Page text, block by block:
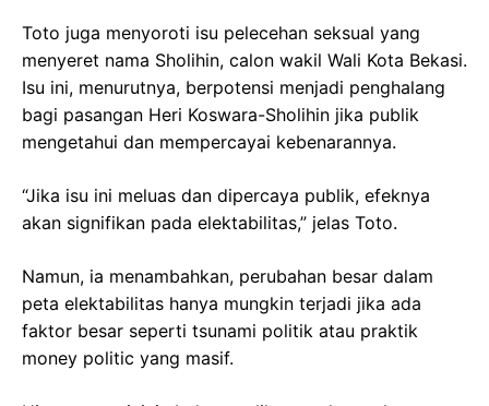
Toto juga menyoroti isu pelecehan seksual yang
menyeret nama Sholihin, calon wakil Wali Kota Bekasi.
Isu ini, menurutnya, berpotensi menjadi penghalang
bagi pasangan Heri Koswara-Sholihin jika publik
mengetahui dan mempercayai kebenarannya.
“Jika isu ini meluas dan dipercaya publik, efeknya
akan signifikan pada elektabilitas,” jelas Toto.
Namun, ia menambahkan, perubahan besar dalam
peta elektabilitas hanya mungkin terjadi jika ada
faktor besar seperti tsunami politik atau praktik
money politic yang masif.